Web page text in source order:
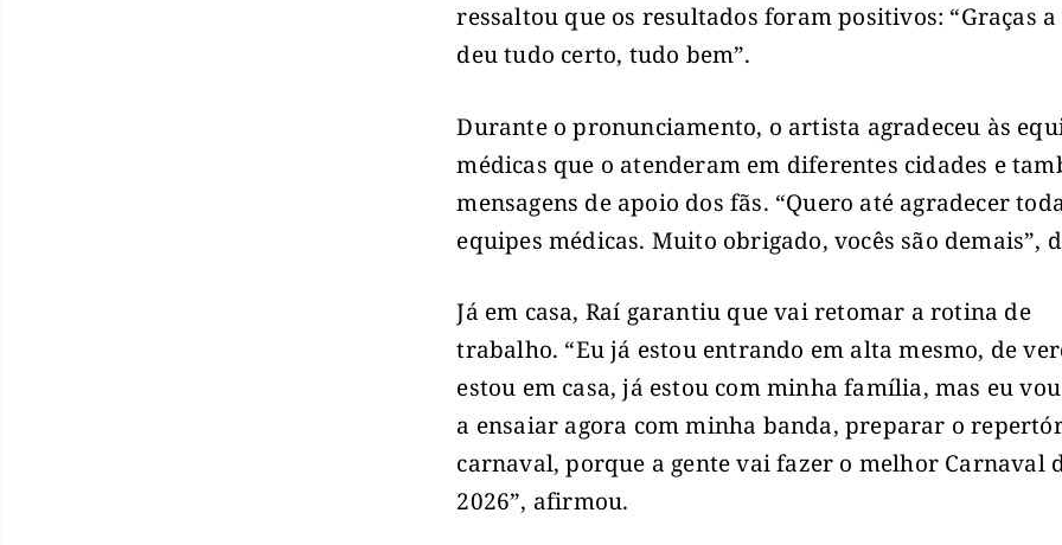
ressaltou que os resultados foram positivos: “Graças a
deu tudo certo, tudo bem”.
Durante o pronunciamento, o artista agradeceu às
médicas que o atenderam em diferentes cidades e
mensagens de apoio dos fãs. “Quero até agradecer
equipes médicas. Muito obrigado, vocês são demais”,
Já em casa, Raí garantiu que vai retomar a rotina de
trabalho. “Eu já estou entrando em alta mesmo, de
estou em casa, já estou com minha família, mas eu
a ensaiar agora com minha banda, preparar o
carnaval, porque a gente vai fazer o melhor Carnaval
2026”, afirmou.